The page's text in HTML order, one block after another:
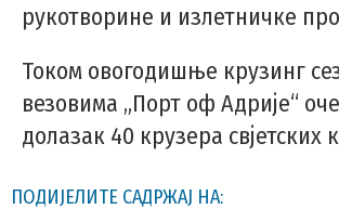
рукотворине и излетничке
Током овогодишње крузинг
везовима „Порт оф Адрије“
долазак 40 крузера свјетских
ПОДИЈЕЛИТЕ САДРЖАЈ НА: